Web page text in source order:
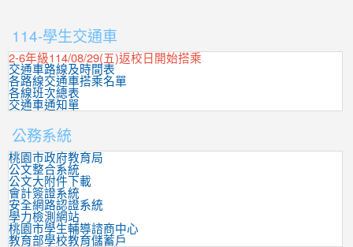
114-學生交通車
2-6年級114/08/29(五)返校日開始搭乘
交通車路線及時間表
各路線交通車搭乘名單
各線班次總表
交通車通知單
公務系統
桃園市政府教育局
公文整合系統
公文大附件下載
會計簽證系統
安全網路認證系統
學力檢測網站
桃園市學生輔導諮商中心
教育部學校教育儲蓄戶